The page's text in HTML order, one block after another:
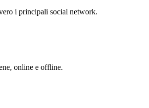
i principali social network.
online e offline.